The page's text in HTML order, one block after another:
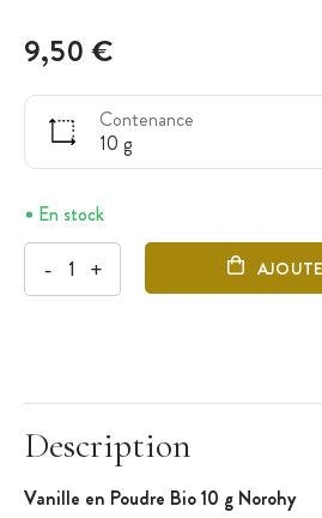
9,50 €
Contenance
10 g
En stock
- +
Description
Vanille en Poudre Bio 10 g Norohy